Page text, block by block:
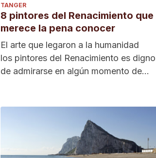
TANGER
8 pintores del Renacimiento que
merece la pena conocer
El arte que legaron a la humanidad
los pintores del Renacimiento es digno
de admirarse en algún momento de